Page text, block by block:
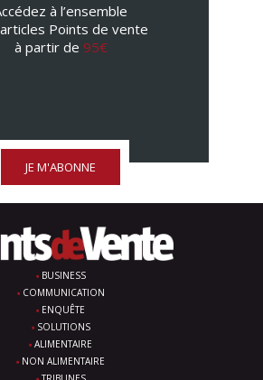
à l’ensemble
Points de vente
à partir de 95€
JE M'ABONNE
BUSINESS
COMMUNICATION
ENQUÊTE
SOLUTIONS
ALIMENTAIRE
NON ALIMENTAIRE